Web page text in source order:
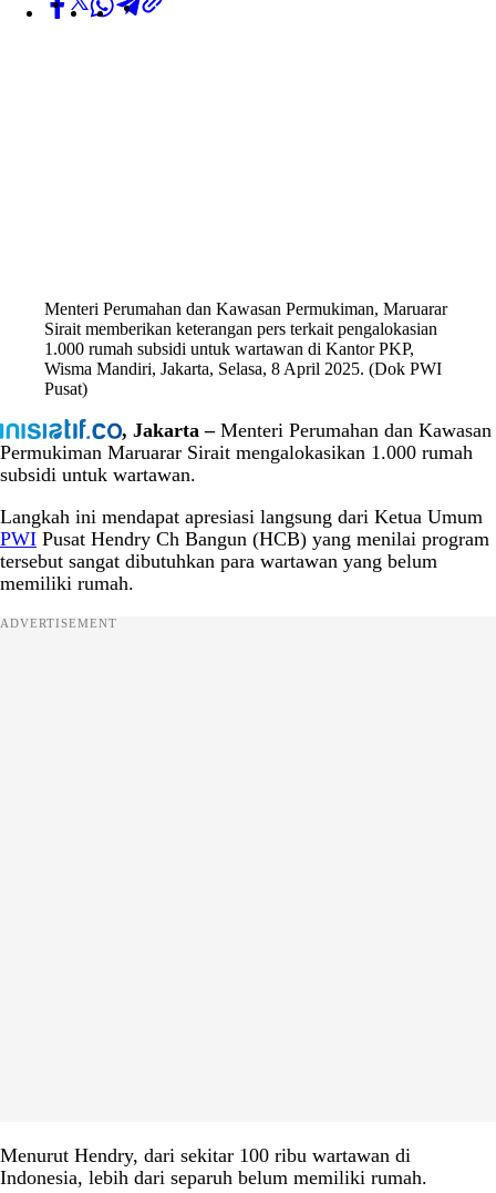
Menteri Perumahan dan Kawasan Permukiman, Maruarar
Sirait memberikan keterangan pers terkait pengalokasian
1.000 rumah subsidi untuk wartawan di Kantor PKP,
Wisma Mandiri, Jakarta, Selasa, 8 April 2025. (Dok PWI
Pusat)
, Jakarta –Menteri Perumahan dan Kawasan
Permukiman Maruarar Sirait mengalokasikan 1.000 rumah
subsidi untuk wartawan.
Langkah ini mendapat apresiasi langsung dari Ketua Umum
PWI Pusat Hendry Ch Bangun (HCB) yang menilai program
tersebut sangat dibutuhkan para wartawan yang belum
memiliki rumah.
ADVERTISEMENT
Menurut Hendry, dari sekitar 100 ribu wartawan di
Indonesia, lebih dari separuh belum memiliki rumah.